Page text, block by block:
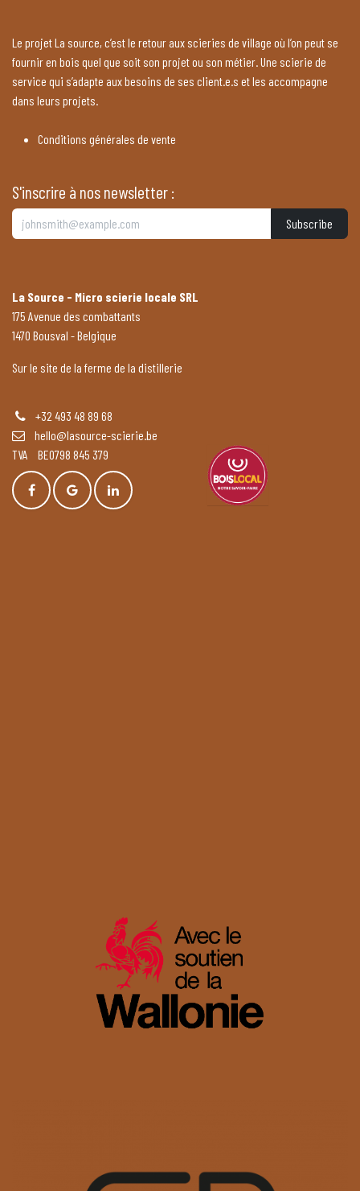
Le projet La source, c’est le retour aux scieries de village où l’on peut se
fournir en bois quel que soit son projet ou son métier. Une scierie de
service qui s’adapte aux besoins de ses client.e.s et les accompagne
dans leurs projets.
Conditions générales de vente
S'inscrire à nos newsletter :
Subscribe
La Source - Micro scierie locale SRL
175 Avenue des combattants
1470 Bousval - Belgique
Sur le site de la ferme de la distillerie
+32 493 48 89 68
hello@lasource-scierie.be
TVA BE0798 845 379